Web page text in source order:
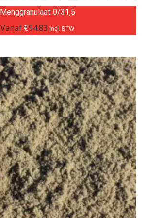
Menggranulaat 0/31,5
Vanaf €94.83 incl. BTW